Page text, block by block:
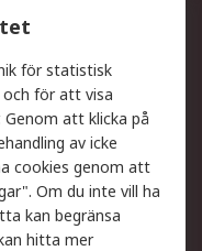
Support
av varor
din order
med RS-konto
för statistisk
och för att visa
att klicka på
av icke
cookies genom att
Om du inte vill ha
kan begränsa
hitta mer